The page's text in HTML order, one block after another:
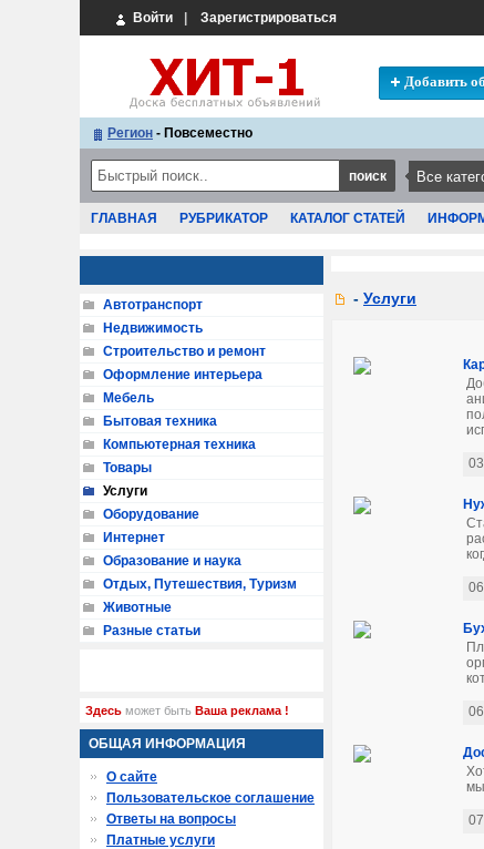
Войти Зарегистрироваться
Добавить
Регион - Повсеместно
ГЛАВНАЯ РУБРИКАТОР КАТАЛОГ СТАТЕЙ
- Услуги
Автотранспорт
Недвижимость
Строительство и ремонт
Оформление интерьера
Мебель
Бытовая техника
Компьютерная техника
Товары
Услуги
Оборудование
Интернет
Образование и наука
Отдых, Путешествия, Туризм
Животные
Разные статьи
Здесь может быть Ваша реклама !
ОБЩАЯ ИНФОРМАЦИЯ
О сайте
Пользовательское соглашение
Ответы на вопросы
Платные услуги